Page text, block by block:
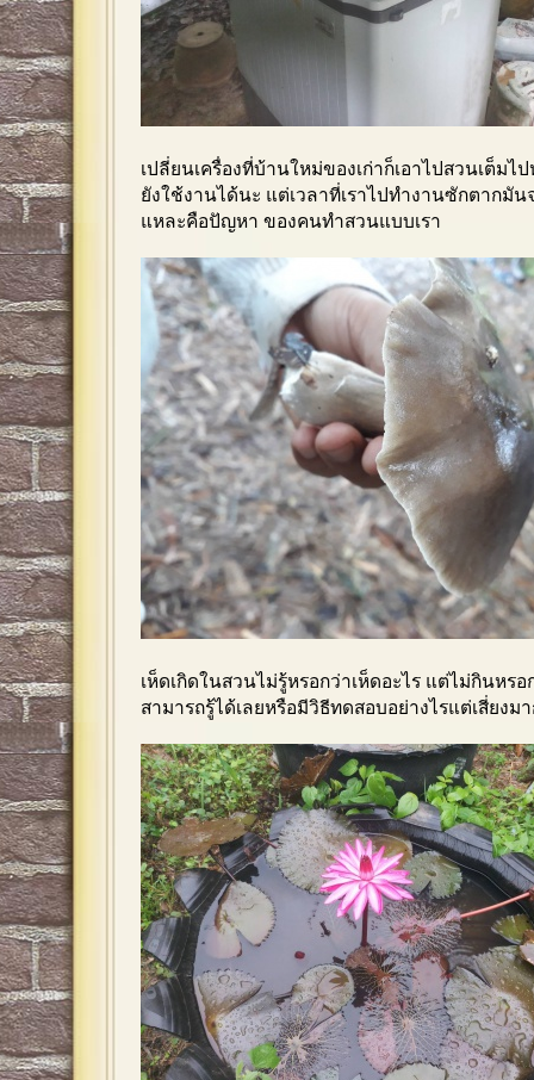
เปลี่ยนเครื่องที่บ้านใหม่ของเก่าก็เอาไปสวนเต็ม
ยังใช้งานได้นะ แต่เวลาที่เราไปทำงานซักตากมั
แหละคือปัญหา ของคนทำสวนแบบเรา
เห็ดเกิดในสวนไม่รู้หรอกว่าเห็ดอะไร แต่ไม่กินหรอ
สามารถรู้ได้เลยหรือมีวิธีทดสอบอย่างไรแต่เสี่ยงม